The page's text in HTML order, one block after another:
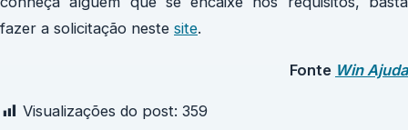
fazer a solicitação neste site.
Fonte Win Ajuda
Visualizações do post: 359